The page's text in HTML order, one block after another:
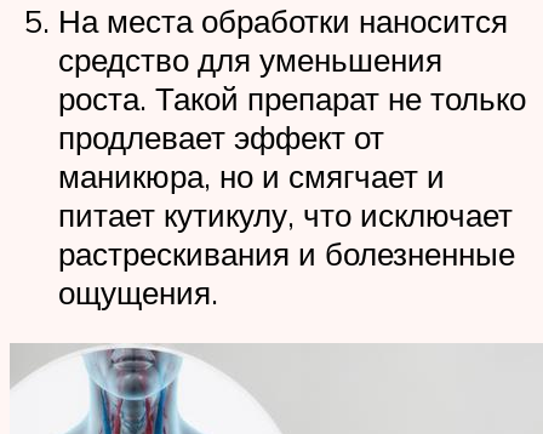
На места обработки наносится
средство для уменьшения
роста. Такой препарат не только
продлевает эффект от
маникюра, но и смягчает и
питает кутикулу, что исключает
растрескивания и болезненные
ощущения.